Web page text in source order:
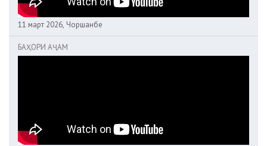
11 март 2026, Чоршанбе
БАҲОРИ АҶАМ